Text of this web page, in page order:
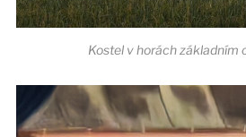
Kostel v horách základním